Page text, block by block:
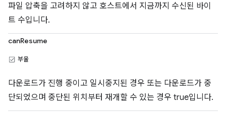
파일 압축을 고려하지 않고 호스트에서 지금까지 수신된 바이
트 수입니다.
canResume
부울
다운로드가 진행 중이고 일시중지된 경우 또는 다운로드가 중
단되었으며 중단된 위치부터 재개할 수 있는 경우 true입니다.